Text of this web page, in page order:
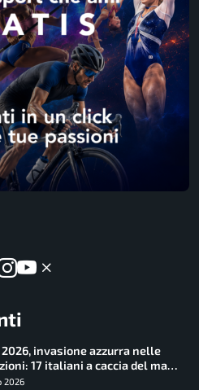
2026, invasione azzurra nelle
17 italiani a caccia del main
2026